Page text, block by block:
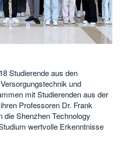
Studierende aus den
und
mit Studierenden aus der
Professoren Dr. Frank
die Shenzhen Technology
wertvolle Erkenntnisse